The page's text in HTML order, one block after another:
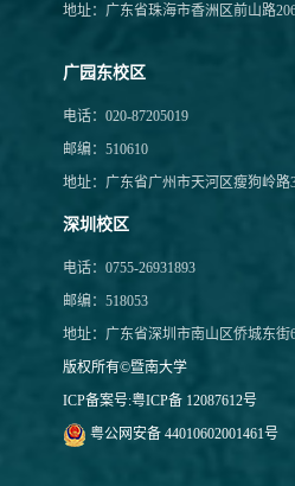
地址：广东省珠海市香洲区前山路
广园东校区
电话：020-87205019
邮编：510610
地址：广东省广州市天河区瘦狗岭路
深圳校区
电话：0755-26931893
邮编：518053
地址：广东省深圳市南山区侨城东街
版权所有©暨南大学
ICP备案号:粤ICP备 12087612号
粤公网安备 44010602001461号